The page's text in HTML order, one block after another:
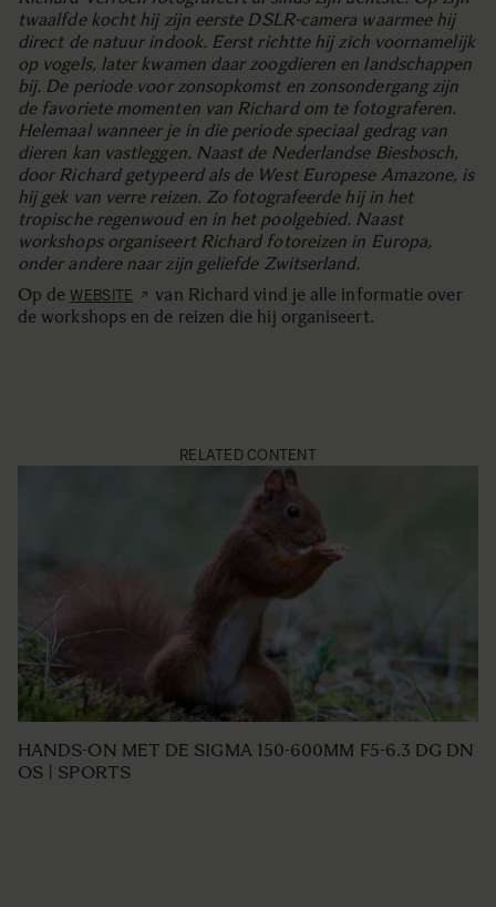
twaalfde kocht hij zijn eerste DSLR-camera waarmee hij
direct de natuur indook. Eerst richtte hij zich voornamelijk
op vogels, later kwamen daar zoogdieren en landschappen
bij. De periode voor zonsopkomst en zonsondergang zijn
de favoriete momenten van Richard om te fotograferen.
Helemaal wanneer je in die periode speciaal gedrag van
dieren kan vastleggen. Naast de Nederlandse Biesbosch,
door Richard getypeerd als de West Europese Amazone, is
hij gek van verre reizen. Zo fotografeerde hij in het
tropische regenwoud en in het poolgebied. Naast
workshops organiseert Richard fotoreizen in Europa,
onder andere naar zijn geliefde Zwitserland.
Op deWEBSITE
van Richard vind je alle informatie over
de workshops en de reizen die hij organiseert.
RELATED CONTENT
HANDS-ON MET DE SIGMA 150-600MM F5-6.3 DG DN
OS | SPORTS